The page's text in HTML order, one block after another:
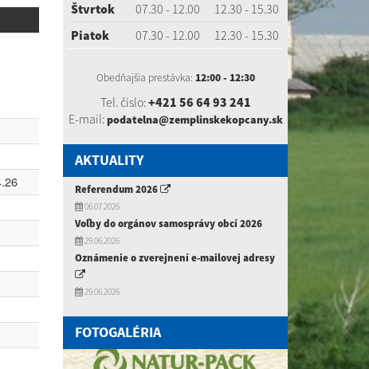
Štvrtok
07.30 - 12.00
12.30 - 15.30
Piatok
07.30 - 12.00 12.30 - 15.30
Obedňajšia prestávka: 12:00 - 12:30
Tel. číslo:+421 56 64 93 241
E-mail:podatelna@zemplinskekopcany.sk
AKTUALITY
Referendum 2026
06.07.2026
Voľby do orgánov samosprávy obcí 2026
29.06.2026
Oznámenie o zverejnení e-mailovej adresy
29.06.2026
FOTOGALÉRIA